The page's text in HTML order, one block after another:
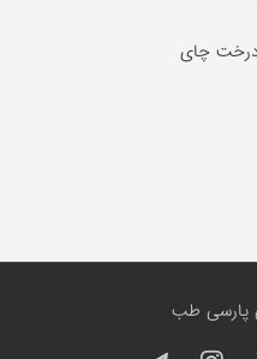
درخت چای
پارسی طب